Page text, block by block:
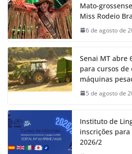
Mato-
Miss Rodeio
6 de agosto de
Senai MT abre
para cursos de
máquinas
5 de agosto de
Instituto de
inscrições
2026/2